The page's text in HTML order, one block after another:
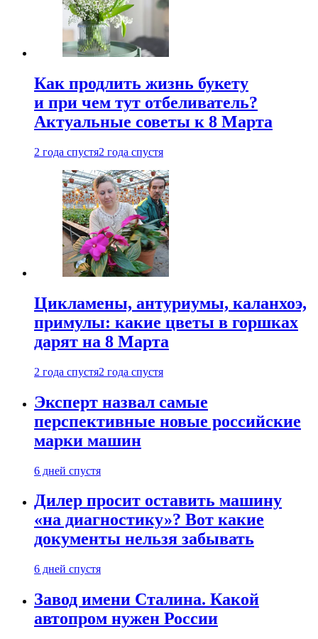
Как продлить жизнь букету
и при чем тут отбеливатель?
Актуальные советы к 8 Марта
2 года спустя2 года спустя
Цикламены, антуриумы, каланхоэ,
примулы: какие цветы в горшках
дарят на 8 Марта
2 года спустя2 года спустя
Эксперт назвал самые
перспективные новые российские
марки машин
6 дней спустя
Дилер просит оставить машину
«на диагностику»? Вот какие
документы нельзя забывать
6 дней спустя
Завод имени Сталина. Какой
автопром нужен России